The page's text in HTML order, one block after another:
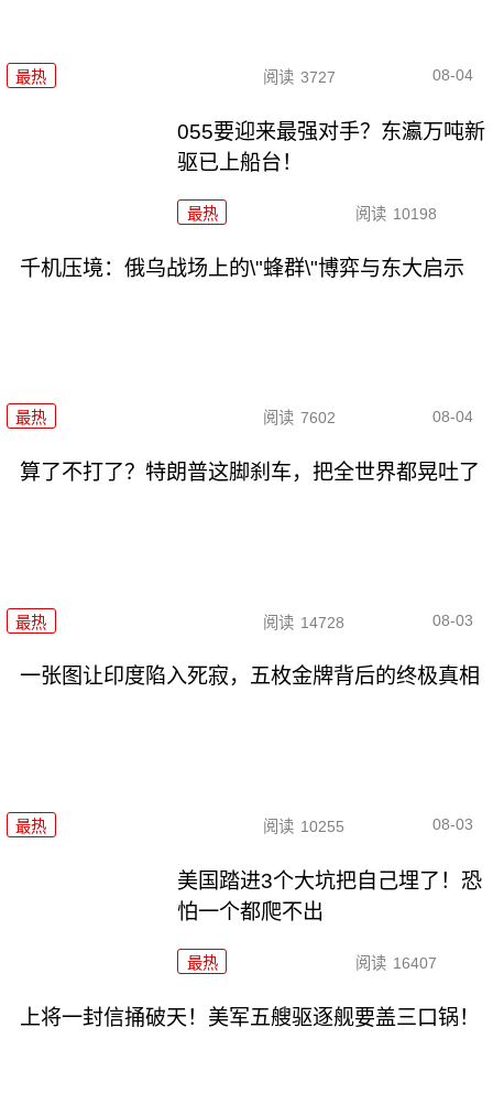
最热 阅读 3727 08-04
055要迎来最强对手？东瀛万吨新
驱已上船台！
最热 阅读 10198
千机压境：俄乌战场上的\"蜂群\"博弈与东大启示
最热 阅读 7602 08-04
算了不打了？特朗普这脚刹车，把全世界都晃吐了
最热 阅读 14728 08-03
一张图让印度陷入死寂，五枚金牌背后的终极真相
最热 阅读 10255 08-03
美国踏进3个大坑把自己埋了！恐
怕一个都爬不出
最热 阅读 16407
上将一封信捅破天！美军五艘驱逐舰要盖三口锅！